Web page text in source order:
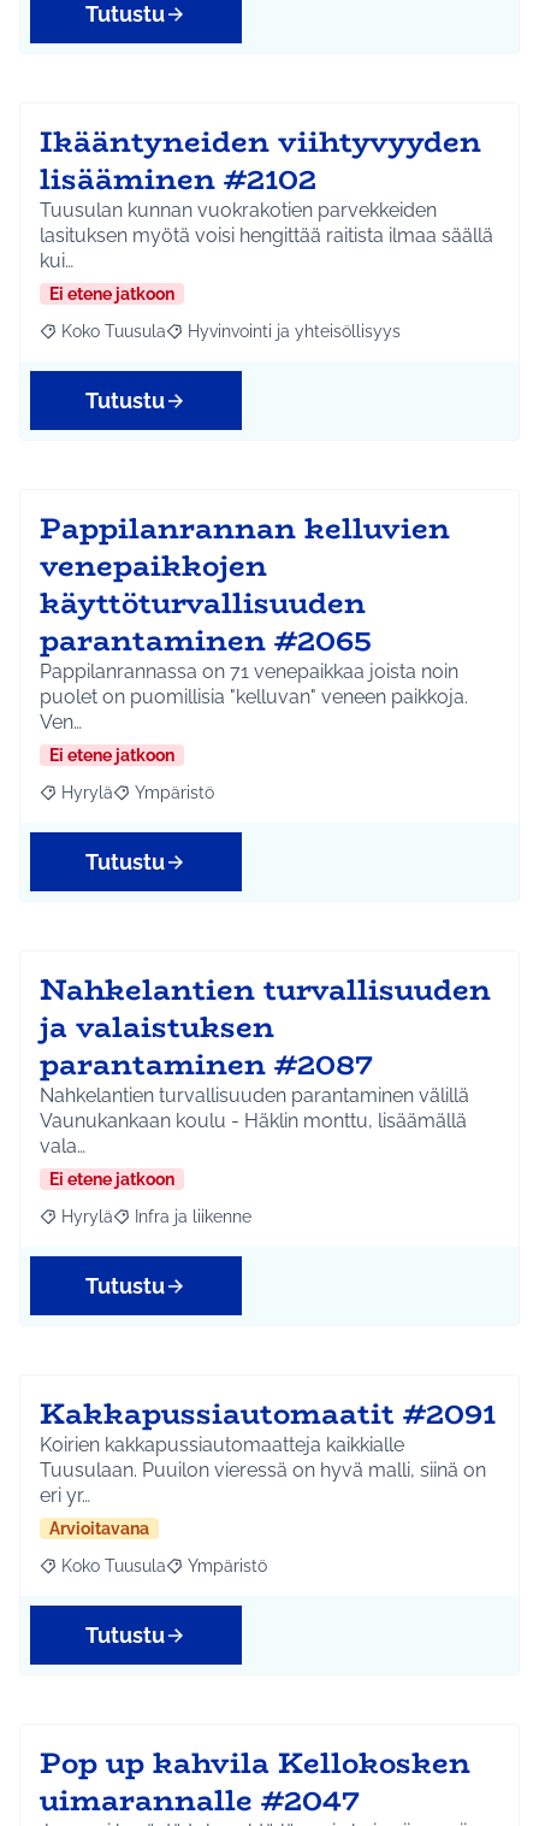
Tutustu
Ikääntyneiden viihtyvyyden
lisääminen #2102
Tuusulan kunnan vuokrakotien parvekkeiden
lasituksen myötä voisi hengittää raitista ilmaa säällä
kui…
Ei etene jatkoon
Rajaa tulokset aihepiirin mukaan: Koko Tuusula
Koko Tuusula Rajaa tulokset teeman mukaan: Hyvinvointi ja
Hyvinvointi ja yhteisöllisyys
Tutustu
Pappilanrannan kelluvien
venepaikkojen
käyttöturvallisuuden
parantaminen #2065
Pappilanrannassa on 71 venepaikkaa joista noin
puolet on puomillisia "kelluvan" veneen paikkoja.
Ven…
Ei etene jatkoon
Rajaa tulokset aihepiirin mukaan: Hyrylä
Hyrylä Rajaa tulokset teeman mukaan: Ympäristö
Ympäristö
Tutustu
Nahkelantien turvallisuuden
ja valaistuksen
parantaminen #2087
Nahkelantien turvallisuuden parantaminen välillä
Vaunukankaan koulu - Häklin monttu, lisäämällä
vala…
Ei etene jatkoon
Rajaa tulokset aihepiirin mukaan: Hyrylä
Hyrylä Rajaa tulokset teeman mukaan: Infra ja liikenne
Infra ja liikenne
Tutustu
Kakkapussiautomaatit #2091
Koirien kakkapussiautomaatteja kaikkialle
Tuusulaan. Puuilon vieressä on hyvä malli, siinä on
eri yr…
Arvioitavana
Rajaa tulokset aihepiirin mukaan: Koko Tuusula
Koko Tuusula Rajaa tulokset teeman mukaan: Ympäristö
Ympäristö
Tutustu
Pop up kahvila Kellokosken
uimarannalle #2047